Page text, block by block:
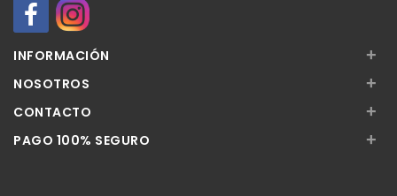
INFORMACIÓN +
NOSOTROS +
CONTACTO +
PAGO 100% SEGURO +